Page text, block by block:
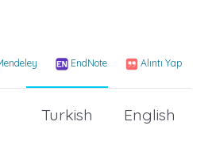
EndNote Alıntı Yap
English
Turkish